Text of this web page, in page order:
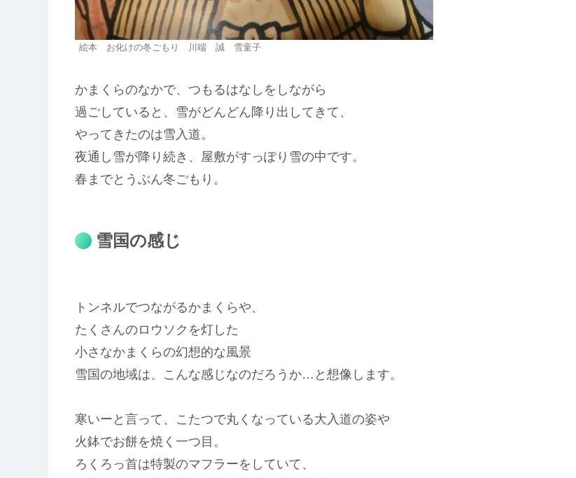
絵本 お化けの冬ごもり 川端 誠 雪童子
かまくらのなかで、つもるはなしをしながら
過ごしていると、雪がどんどん降り出してきて、
やってきたのは雪入道。
夜通し雪が降り続き、屋敷がすっぽり雪の中です。
春までとうぶん冬ごもり。
雪国の感じ
トンネルでつながるかまくらや、
たくさんのロウソクを灯した
小さなかまくらの幻想的な風景
雪国の地域は、こんな感じなのだろうか…と想像します。
寒いーと言って、こたつで丸くなっている大入道の姿や
火鉢でお餅を焼く一つ目。
ろくろっ首は特製のマフラーをしていて、